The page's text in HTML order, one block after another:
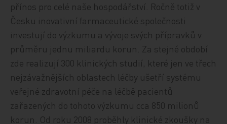
přínos pro celé naše hospodářství. Ročně totiž v
Česku inovativní farmaceutické společnosti
investují do výzkumu a vývoje svých přípravků v
průměru jednu miliardu korun. Za stejné období
zde realizují 300 klinických studií, které jen ve třech
nejzávažnějších oblastech léčby ušetří systému
veřejné zdravotní péče na léčbě pacientů
zařazených do tohoto výzkumu cca 850 milionů
korun. Od roku 2008 proběhly klinické zkoušky na